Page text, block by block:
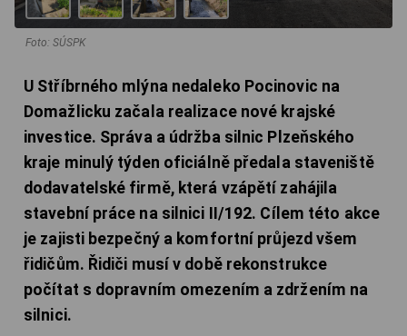
Foto: SÚSPK
U Stříbrného mlýna nedaleko Pocinovic na
Domažlicku začala realizace nové krajské
investice. Správa a údržba silnic Plzeňského
kraje minulý týden oficiálně předala staveniště
dodavatelské firmě, která vzápětí zahájila
stavební práce na silnici II/192. Cílem této akce
je zajisti bezpečný a komfortní průjezd všem
řidičům. Řidiči musí v době rekonstrukce
počítat s dopravním omezením a zdržením na
silnici.